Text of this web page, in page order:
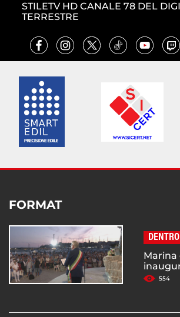
STILETV HD CANALE 78 DEL
TERRESTRE
FORMAT
Marina
554